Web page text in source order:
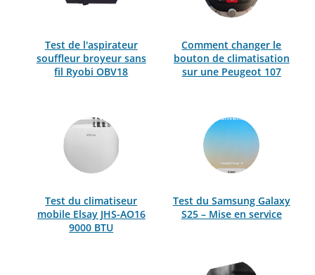
Test de l'aspirateur
souffleur broyeur sans
fil Ryobi OBV18
Comment changer le
bouton de climatisation
sur une Peugeot 107
Test du climatiseur
mobile Elsay JHS-AO16
9000 BTU
Test du Samsung Galaxy
S25 – Mise en service